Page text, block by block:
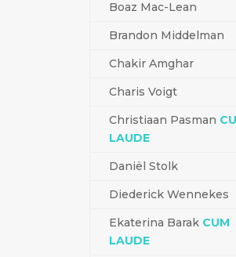
Boaz Mac-Lean
Brandon Middelman
Chakir Amghar
Charis Voigt
Christiaan Pasman
LAUDE
Daniël Stolk
Diederick Wennekes
Ekaterina Barak CUM
LAUDE